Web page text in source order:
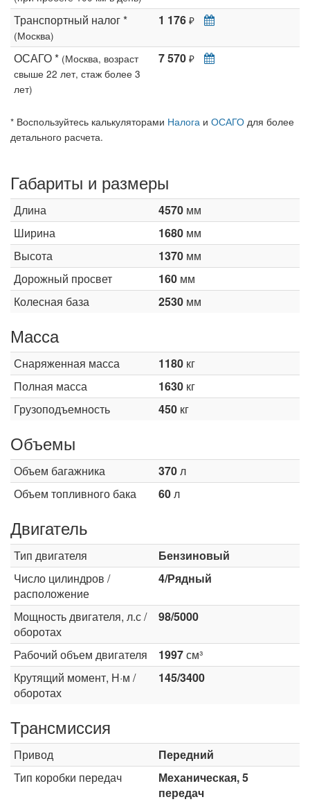
Транспортный налог *
(Москва)
1 176 ₽
ОСАГО * (Москва, возраст
свыше 22 лет, стаж более 3
лет)
7 570 ₽
* Воспользуйтесь калькуляторами Налога и ОСАГО для более
детального расчета.
Габариты и размеры
Длина 4570 мм
Ширина
1680 мм
Высота
1370 мм
Дорожный просвет
160 мм
Колесная база
2530 мм
Масса
Снаряженная масса 1180 кг
Полная масса
1630 кг
Грузоподъемность
450 кг
Объемы
Объем багажника 370л
Объем топливного бака
60л
Двигатель
Тип двигателя
Бензиновый
Число цилиндров /
расположение
4/Рядный
Мощность двигателя, л.с /
оборотах
98/5000
Рабочий объем двигателя 1997см³
Крутящий момент, Н·м /
оборотах
145/3400
Трансмиссия
Привод
Передний
Тип коробки передач
Механическая, 5
передач